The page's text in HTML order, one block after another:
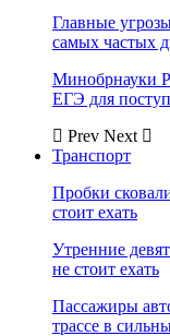
Главные
самых частых
Минобрнауки
ЕГЭ для
Prev Next
Транспорт
Пробки
стоит ехать
Утренние
не стоит ехать
Пассажиры
трассе в